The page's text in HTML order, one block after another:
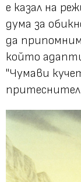
е казал на
дума за
да
който
"Чумави